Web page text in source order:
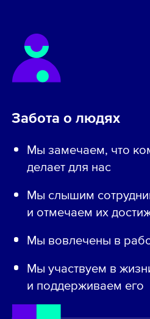
Забота о людях
Мы замечаем, что
делает для нас
Мы слышим
и отмечаем их
Мы вовлечены в
Мы участвуем в
и поддерживаем его